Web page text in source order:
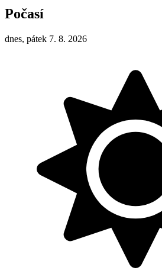
Počasí
dnes, pátek 7. 8. 2026